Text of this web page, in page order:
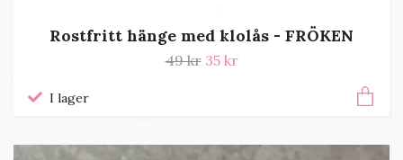
Rostfritt hänge med klolås - FRÖKEN
49 kr 35 kr
I lager